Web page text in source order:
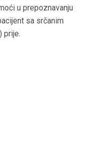
u prepoznavanju
sa srčanim
prije.